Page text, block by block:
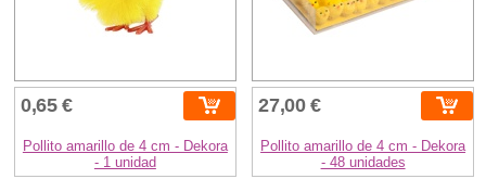
0,65 €
Pollito amarillo de 4 cm - Dekora
- 1 unidad
27,00 €
Pollito amarillo de 4 cm - Dekora
- 48 unidades